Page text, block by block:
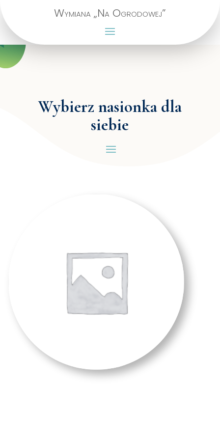
Wymiana „Na Ogrodowej”
Wybierz nasionka dla
siebie